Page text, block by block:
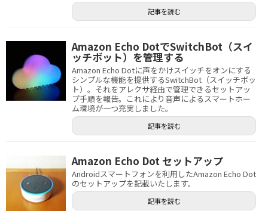
記事を読む
Amazon Echo DotでSwitchBot（スイ
ッチボット）を管理する
Amazon Echo Dotに声をかけスイッチをオンにする
シンプルな機能を提供するSwitchBot（スイッチボッ
ト）。それをアレクサ経由で管理できるセットアッ
プ手順を報告。これにより音声によるスマートホー
ム環境が一つ充実しました。
記事を読む
Amazon Echo Dot セットアップ
Androidスマートフォンを利用したAmazon Echo Dot
のセットアップを記載いたします。
記事を読む